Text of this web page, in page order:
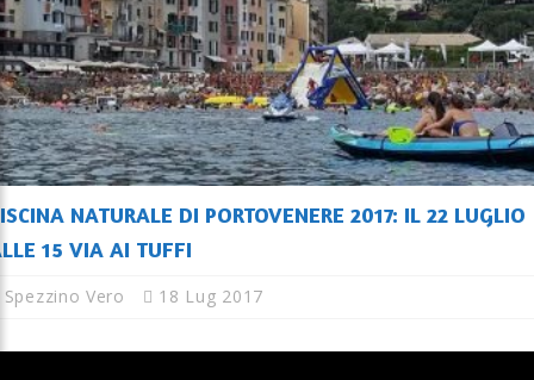
NATURALE DI PORTOVENERE 2017: IL 22 LUGLIO
15 VIA AI TUFFI
Spezzino Vero 18 Lug 2017